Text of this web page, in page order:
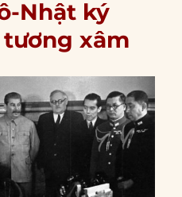
Nhật ký
xâm